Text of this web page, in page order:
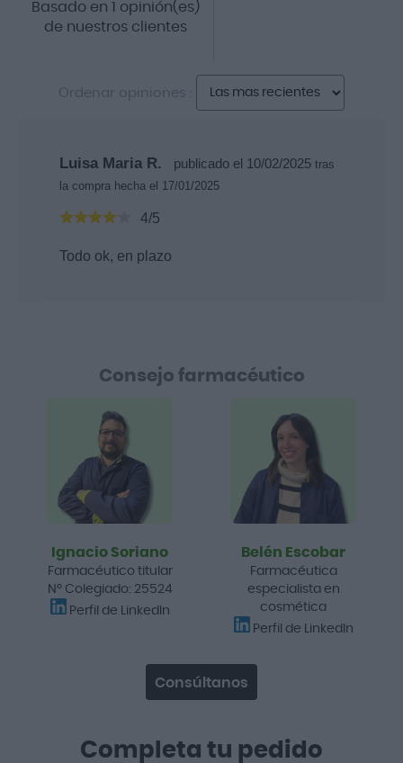
Completa tu pedido
Basado en 1 opinión(es)
de nuestros clientes
Ordenar opiniones :
Luisa Maria R. publicado el 10/02/2025 tras
la compra hecha el 17/01/2025
4/5
Todo ok, en plazo
Consejo farmacéutico
Ignacio Soriano
Farmacéutico titular
Nº Colegiado: 25524
Perfil de LinkedIn
Belén Escobar
Farmacéutica
especialista en
cosmética
Perfil de LinkedIn
Consúltanos